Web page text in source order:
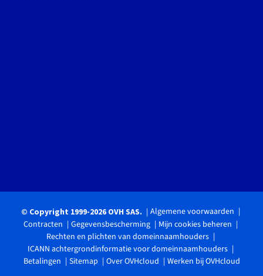
© Copyright 1999-2026 OVH SAS.
Algemene voorwaarden
Contracten
Gegevensbescherming
Mijn cookies beheren
Rechten en plichten van domeinnaamhouders
ICANN achtergrondinformatie voor domeinnaamhouders
Betalingen
Sitemap Over OVHcloud Werken bij OVHcloud